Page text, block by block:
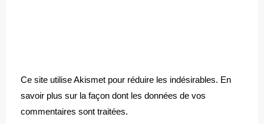
Ce site utilise Akismet pour réduire les indésirables. En
savoir plus sur la façon dont les données de vos
commentaires sont traitées.